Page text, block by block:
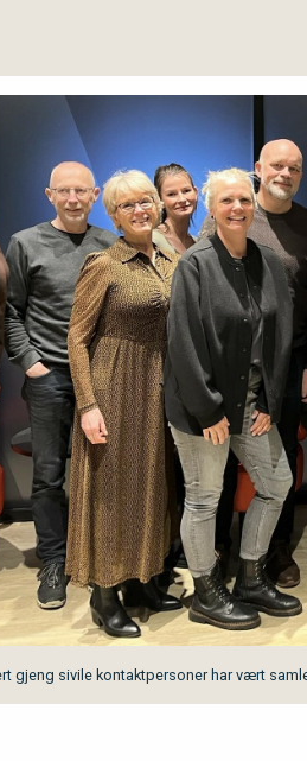
gjeng sivile kontaktpersoner har vært